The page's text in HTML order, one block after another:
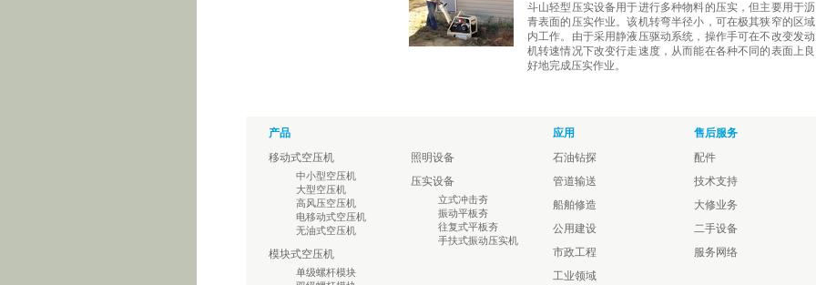
斗山轻型压实设备用于进行多种物料的压实，但主要用于沥
青表面的压实作业。该机转弯半径小，可在极其狭窄的区域
内工作。由于采用静液压驱动系统，操作手可在不改变发动
机转速情况下改变行走速度，从而能在各种不同的表面上良
好地完成压实作业。
产品
移动式空压机
中小型空压机
大型空压机
高风压空压机
电移动式空压机
无油式空压机
模块式空压机
单级螺杆模块
照明设备
压实设备
立式冲击夯
振动平板夯
往复式平板夯
手扶式振动压实机
应用
石油钻探
管道输送
船舶修造
公用建设
市政工程
工业领域
售后服务
配件
技术支持
大修业务
二手设备
服务网络